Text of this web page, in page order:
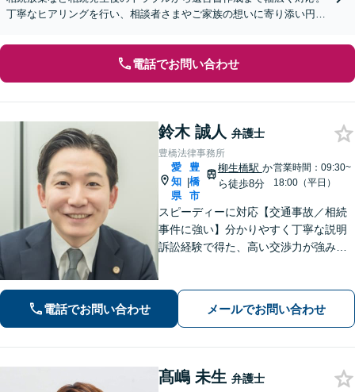
丁寧なヒアリングを行い、相談者さまやご家族の想いに寄り添い円滑
電話でお問い合わせ
鈴木 誠人 弁護士
豊橋法律事務所
愛
知
県
|
豊
橋
市
柳生橋駅 か
ら徒歩8分
営業時間：09:30~
18:00（平日）
スピーディーに対応【交通事故／相続
事件に強い】分かりやすく丁寧な説明
訴訟経験で得た、高い交渉力が強みで
います。完全個室
電話でお問い合わせ メールでお問い合わせ
髙嶋 未生 弁護士